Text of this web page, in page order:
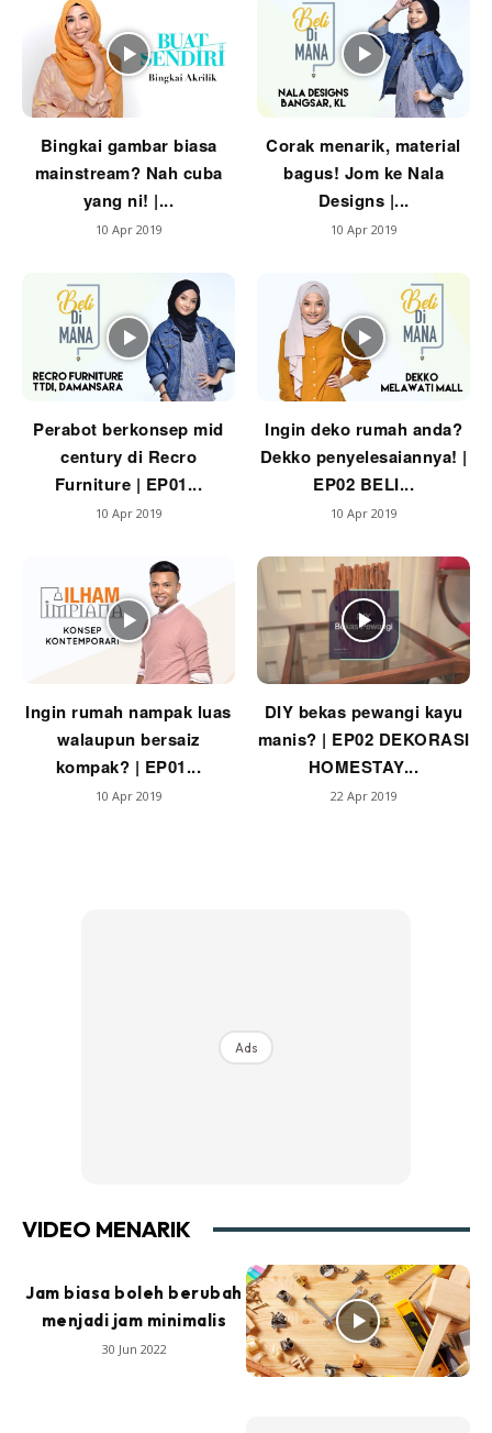
Menarik Lagi
Casa Impiana
Impiana Makeover
Makeover Ruang Selebriti
Destinasi
Hotel
Kafe
High Rise
Landed
Video
Beli Di Mana
Buat Sendiri
Ilham Impiana
Ilham Impiana 360
Ilham Impiana Inspirasi Selebriti
Casa Impiana
Impiana MakeOver
Lahar Dekor
Sembang Dekor
Sembang Laman
Tip Impiana
Tip Laman
Bingkai gambar biasa
mainstream? Nah cuba
yang ni! |...
10 Apr 2019
Corak menarik, material
bagus! Jom ke Nala
Designs |...
10 Apr 2019
Perabot berkonsep mid
century di Recro
Furniture | EP01...
10 Apr 2019
Ingin deko rumah anda?
Dekko penyelesaiannya! |
EP02 BELI...
10 Apr 2019
Ingin rumah nampak luas
walaupun bersaiz
kompak? | EP01...
10 Apr 2019
DIY bekas pewangi kayu
manis? | EP02 DEKORASI
HOMESTAY...
22 Apr 2019
Ads
VIDEO MENARIK
Jam biasa boleh berubah
menjadi jam minimalis
30 Jun 2022